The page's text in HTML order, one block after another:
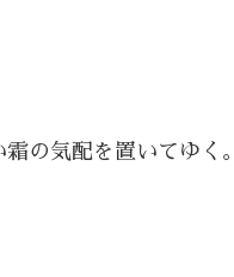
の気配を置いてゆく。